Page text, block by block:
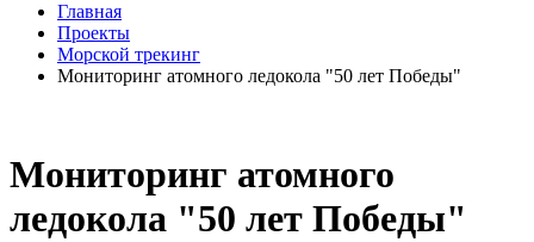
Главная
Проекты
Морской трекинг
Мониторинг атомного ледокола "50 лет Победы"
Мониторинг атомного
ледокола "50 лет Победы"